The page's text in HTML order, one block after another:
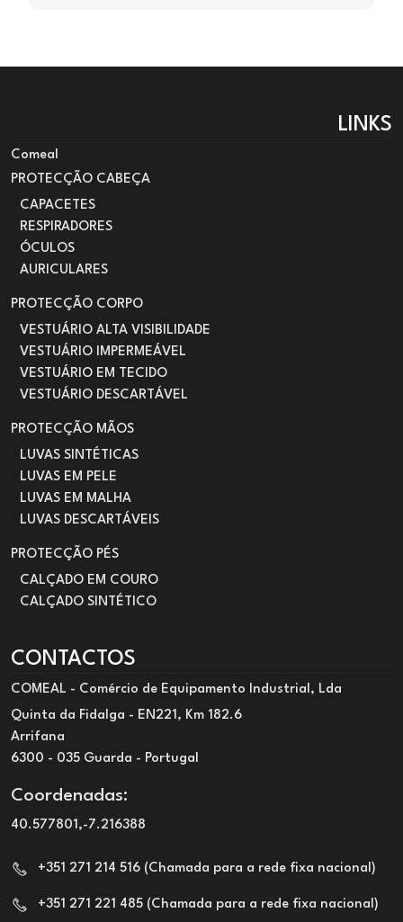
LINKS
Comeal
PROTECÇÃO CABEÇA
CAPACETES
RESPIRADORES
ÓCULOS
AURICULARES
PROTECÇÃO CORPO
VESTUÁRIO ALTA VISIBILIDADE
VESTUÁRIO IMPERMEÁVEL
VESTUÁRIO EM TECIDO
VESTUÁRIO DESCARTÁVEL
PROTECÇÃO MÃOS
LUVAS SINTÉTICAS
LUVAS EM PELE
LUVAS EM MALHA
LUVAS DESCARTÁVEIS
PROTECÇÃO PÉS
CALÇADO EM COURO
CALÇADO SINTÉTICO
CONTACTOS
COMEAL - Comércio de Equipamento Industrial, Lda
Quinta da Fidalga - EN221, Km 182.6
Arrifana
6300 - 035 Guarda - Portugal
Coordenadas:
40.577801,-7.216388
+351 271 214 516 (Chamada para a rede fixa nacional)
+351 271 221 485 (Chamada para a rede fixa nacional)